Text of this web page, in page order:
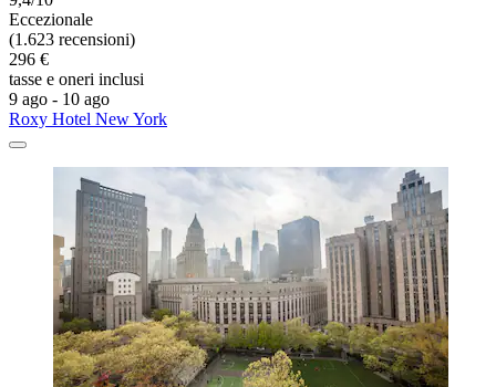
Eccezionale
(1.623 recensioni)
296 €
tasse e oneri inclusi
9 ago - 10 ago
Roxy Hotel New York